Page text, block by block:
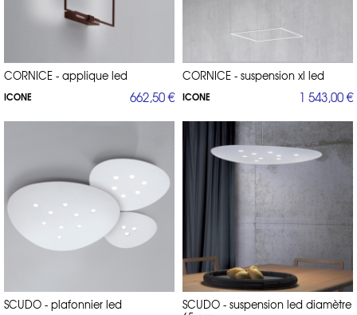
CORNICE - applique led
ICONE 662,50 €
CORNICE - suspension xl led
ICONE 1 543,00 €
SCUDO - plafonnier led
SCUDO - suspension led diamètre